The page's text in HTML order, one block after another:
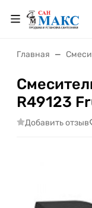
Главная
R49123
Добавить отзыв